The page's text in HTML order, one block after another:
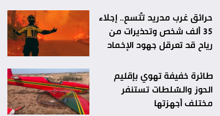
حرائق غرب مدريد تتّسع.. إجلاء
35 ألف شخص وتحذيرات من
رياح قد تعرقل جهود الإخماد
طائرة خفيفة تهوي بإقليم
الحوز والسّلطات تستنفر
مختلف أجهزتها